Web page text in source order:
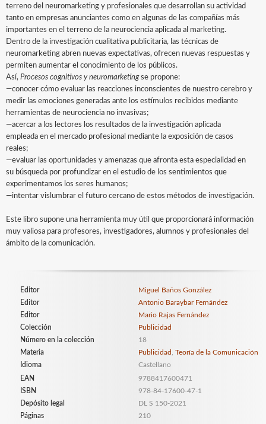
terreno del neuromarketing y profesionales que desarrollan su actividad
tanto en empresas anunciantes como en algunas de las compañías más
importantes en el terreno de la neurociencia aplicada al marketing.
Dentro de la investigación cualitativa publicitaria, las técnicas de
neuromarketing abren nuevas expectativas, ofrecen nuevas respuestas y
permiten aumentar el conocimiento de los públicos.
Así, Procesos cognitivos y neuromarketingse propone:
—conocer cómo evaluar las reacciones inconscientes de nuestro cerebro y
medir las emociones generadas ante los estímulos recibidos mediante
herramientas de neurociencia no invasivas;
—acercar a los lectores los resultados de la investigación aplicada
empleada en el mercado profesional mediante la exposición de casos
reales;
—evaluar las oportunidades y amenazas que afronta esta especialidad en
su búsqueda por profundizar en el estudio de los sentimientos que
experimentamos los seres humanos;
—intentar vislumbrar el futuro cercano de estos métodos de investigación.
Este libro supone una herramienta muy útil que proporcionará información
muy valiosa para profesores, investigadores, alumnos y profesionales del
ámbito de la comunicación.
Editor
Miguel Baños González
Editor
Antonio Baraybar Fernández
Editor
Mario Rajas Fernández
Colección
Publicidad
Número en la colección
18
Materia
Publicidad
Teoría de la Comunicación
Idioma
Castellano
EAN
9788417600471
ISBN
978-84-17600-47-1
Depósito legal
DL S 150-2021
Páginas
210